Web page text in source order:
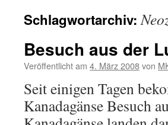
Schlagwortarchiv:
Besuch aus der
Veröffentlicht am 4. März 2008von
Seit einigen Tagen
Kanadagänse Besuch